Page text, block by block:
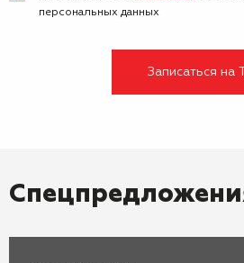
персональных данных
Записаться на